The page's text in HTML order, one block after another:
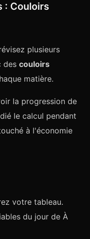
: Couloirs
plusieurs
des couloirs
matière.
la progression de
le calcul pendant
à l'économie
votre tableau.
du jour de À